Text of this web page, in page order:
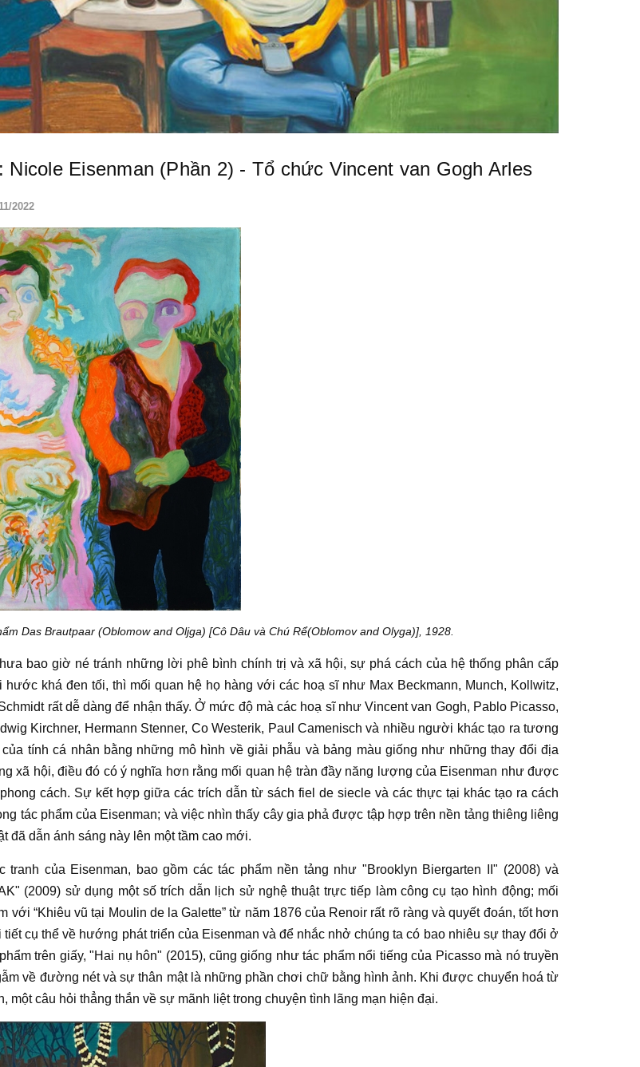
Nicole Eisenman (Phần 2) - Tổ chức Vincent van Gogh Arles
2022
Das Brautpaar (Oblomow and Oljga) [Cô Dâu và Chú Rể(Oblomov and Olyga)], 1928.
bao giờ né tránh những lời phê bình chính trị và xã hội, sự phá cách của hệ thống phân cấp
hước khá đen tối, thì mối quan hệ họ hàng với các hoạ sĩnhư Max Beckmann, Munch, Kollwitz,
rất dễ dàng để nhận thấy. Ở mức độ mà các hoạ sĩnhưVincent van Gogh, Pablo Picasso,
Kirchner, Hermann Stenner, Co Westerik, Paul Camenisch và nhiều người khác tạo ra tương
tính cá nhân bằng những mô hình về giải phẫu và bảng màu giống như những thay đổi địa
xã hội, điều đó có ý nghĩa hơn rằng mối quan hệ tràn đầy năng lượng của Eisenman như được
cách. Sự kết hợp giữa các trích dẫn từ sách fiel de siecle và các thực tại khác tạo ra cách
tác phẩm của Eisenman; và việc nhìn thấy cây gia phả được tập hợp trên nền tảng thiêng liêng
đã dẫn ánh sáng này lên một tầm cao mới.
tranh của Eisenman, bao gồm cáctác phẩmnền tảng như "Brooklyn Biergarten II" (2008) và
(2009) sử dụng một số trích dẫn
lịch sử nghệ thuậttrực tiếp làm công cụ tạo hình động; mối
với “Khiêu vũ tại Moulin de la Galette” từ năm 1876 của Renoir rất rõ ràng và quyết đoán, tốt hơn
tiết cụ thể về hướng phát triển của Eisenman và để nhắc nhở chúng ta có bao nhiêu sự thay đổi ở
trên giấy, "Hai nụ hôn" (2015), cũng giống nhưtác phẩmnổi tiếng của Picasso mà nó truyền
về đường nét và sự thân mật là những phần chơi chữ bằng hình ảnh. Khi được chuyển hoá từ
, một câu hỏi thẳng thắn về sự mãnh liệt trong chuyện tình lãng mạn hiện đại.